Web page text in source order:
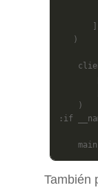
       ]
   )
    )
:if
También